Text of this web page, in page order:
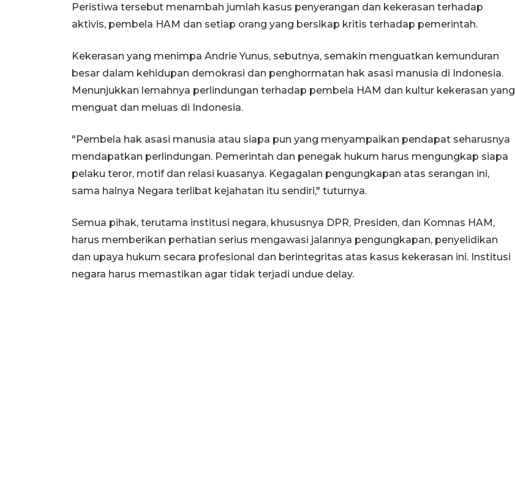
Peristiwa tersebut menambah jumlah kasus penyerangan dan kekerasan terhadap
aktivis, pembela HAM dan setiap orang yang bersikap kritis terhadap pemerintah.
Kekerasan yang menimpa Andrie Yunus, sebutnya, semakin menguatkan kemunduran
besar dalam kehidupan demokrasi dan penghormatan hak asasi manusia di Indonesia.
Menunjukkan lemahnya perlindungan terhadap pembela HAM dan kultur kekerasan yang
menguat dan meluas di Indonesia.
"Pembela hak asasi manusia atau siapa pun yang menyampaikan pendapat seharusnya
mendapatkan perlindungan. Pemerintah dan penegak hukum harus mengungkap siapa
pelaku teror, motif dan relasi kuasanya. Kegagalan pengungkapan atas serangan ini,
sama halnya Negara terlibat kejahatan itu sendiri," tuturnya.
Semua pihak, terutama institusi negara, khususnya DPR, Presiden, dan Komnas HAM,
harus memberikan perhatian serius mengawasi jalannya pengungkapan, penyelidikan
dan upaya hukum secara profesional dan berintegritas atas kasus kekerasan ini. Institusi
negara harus memastikan agar tidak terjadi undue delay.